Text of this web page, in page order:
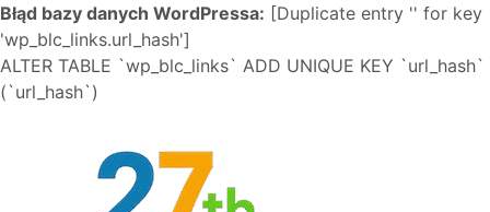
Błąd bazy danych WordPressa: [Duplicate entry '' for key
'wp_blc_links.url_hash']
ALTER TABLE `wp_blc_links` ADD UNIQUE KEY `url_hash`
(`url_hash`)